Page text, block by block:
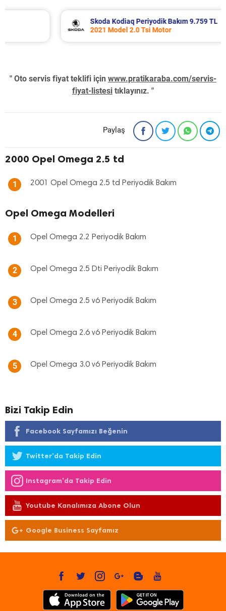
Skoda Kodiaq Periyodik Bakım 9.759 TL
2021 Model 2.0 Tsi Motor
" Oto servis fiyat teklifi için www.pratikaraba.com/servis-
fiyat-listesi tıklayınız. "
Paylaş
2000 Opel Omega 2.5 td
1 2001 Opel Omega 2.5 td Periyodik Bakım
Opel Omega Modelleri
1 Opel Omega 2.2 Periyodik Bakım
2 Opel Omega 2.5 Dti Periyodik Bakım
3 Opel Omega 2.5 v6 Periyodik Bakım
4 Opel Omega 2.6 v6 Periyodik Bakım
5 Opel Omega 3.0 v6 Periyodik Bakım
Bizi Takip Edin
Facebook Sayfamızı Beğenin
Twitter'da Takip Edin
Instagram'da Takip Edin
Youtube Kanalımıza Abone Olun
Google Business Sayfamız